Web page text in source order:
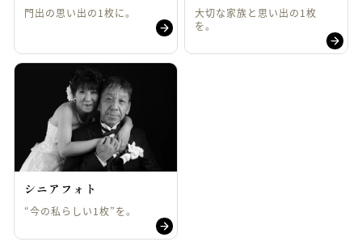
門出の思い出の1枚に。
大切な家族と思い出の1枚
を。
シニアフォト
“今の私らしい1枚”を。